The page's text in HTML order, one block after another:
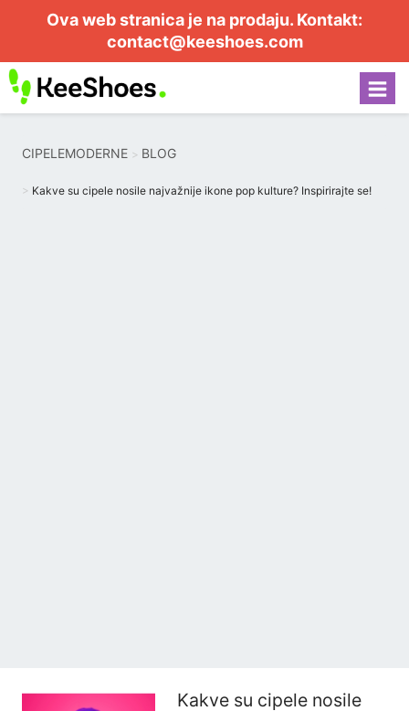
Ova web stranica je na prodaju. Kontakt:
contact@keeshoes.com
CIPELEMODERNE BLOG
Kakve su cipele nosile najvažnije ikone pop kulture? Inspirirajte se!
Kakve su cipele nosile